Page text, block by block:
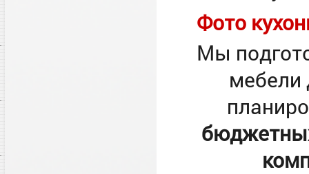
Фото
Мы
мебели